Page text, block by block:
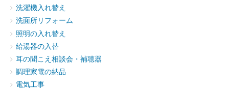
洗濯機入れ替え
洗面所リフォーム
照明の入れ替え
給湯器の入替
耳の聞こえ相談会・補聴器
調理家電の納品
電気工事